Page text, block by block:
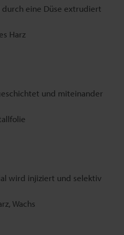
eine Düse extrudiert
Harz
und miteinander
wird injiziert und selektiv
Wachs